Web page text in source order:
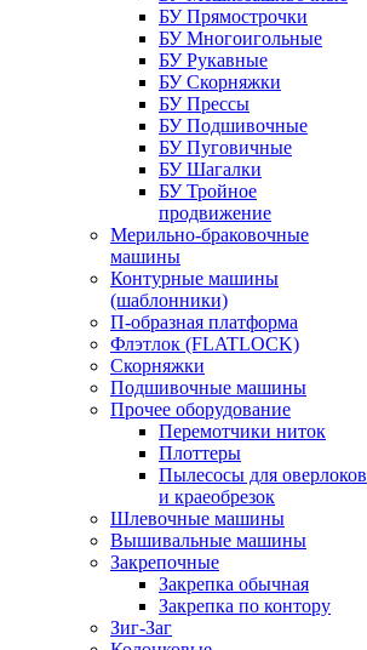
БУ Прямострочки
БУ Многоигольные
БУ Рукавные
БУ Скорняжки
БУ Прессы
БУ Подшивочные
БУ Пуговичные
БУ Шагалки
БУ Тройное
продвижение
Мерильно-браковочные
машины
Контурные машины
(шаблонники)
П-образная платформа
Флэтлок (FLATLOCK)
Скорняжки
Подшивочные машины
Прочее оборудование
Перемотчики ниток
Плоттеры
Пылесосы для оверлоков
и краеобрезок
Шлевочные машины
Вышивальные машины
Закрепочные
Закрепка обычная
Закрепка по контору
Зиг-Заг